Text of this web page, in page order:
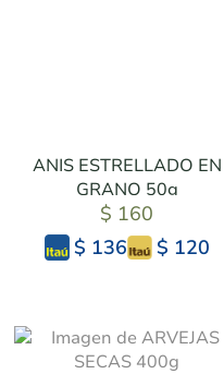
ANIS ESTRELLADO EN
GRANO 50g
$ 160
$ 136
$ 120